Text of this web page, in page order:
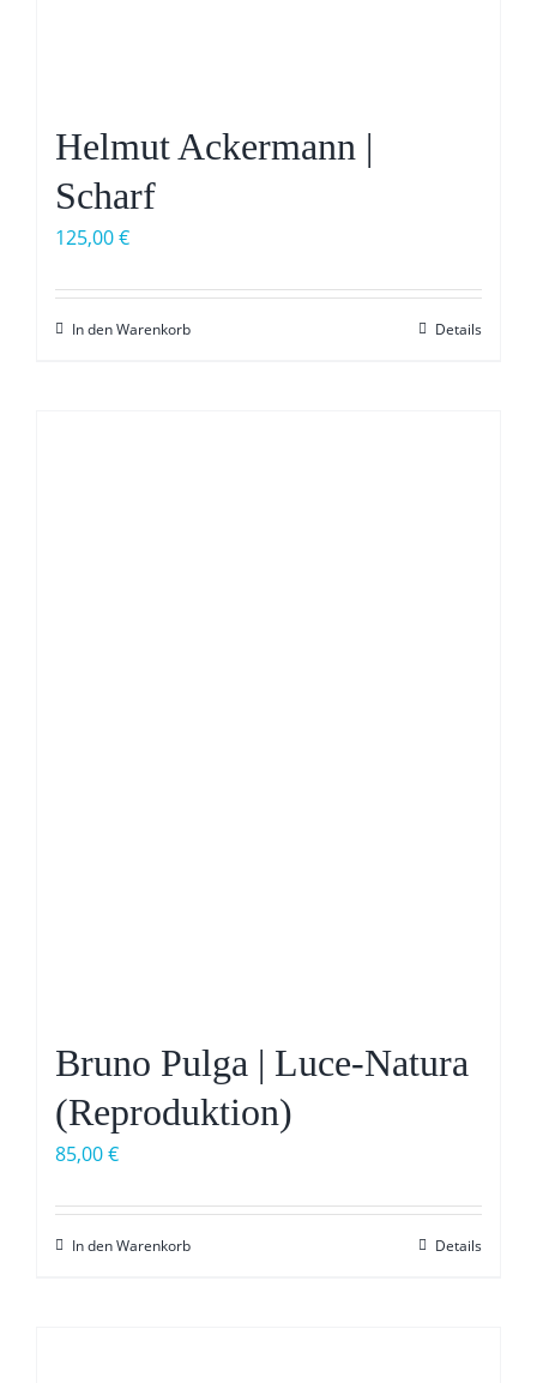
Helmut Ackermann |
Scharf
125,00€
In den Warenkorb Details
Bruno Pulga | Luce-Natura
(Reproduktion)
85,00€
In den Warenkorb Details